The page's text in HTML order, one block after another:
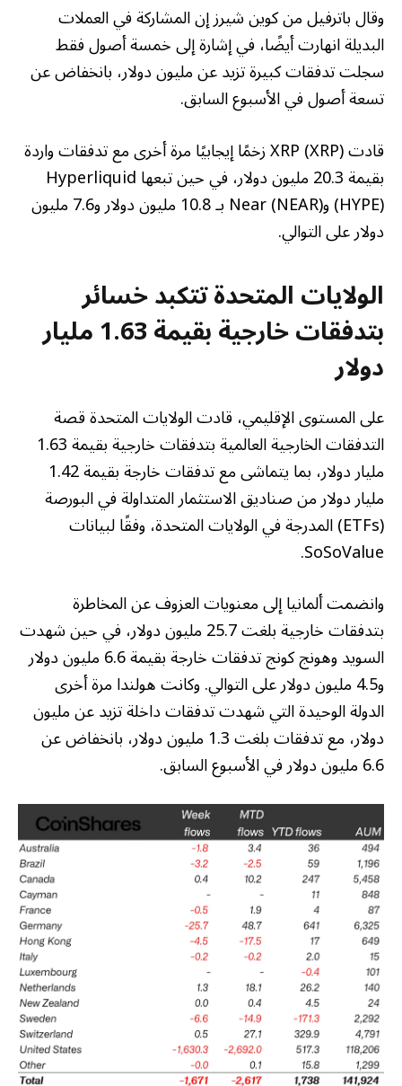
وقال باترفيل من كوين شيرز إن المشاركة في العملات
البديلة انهارت أيضًا، في إشارة إلى خمسة أصول فقط
سجلت تدفقات كبيرة تزيد عن مليون دولار، بانخفاض عن
تسعة أصول في الأسبوع السابق.
قادت XRP (XRP) زخمًا إيجابيًا مرة أخرى مع تدفقات واردة
بقيمة 20.3 مليون دولار، في حين تبعها Hyperliquid
(HYPE) وNear (NEAR) بـ 10.8 مليون دولار و7.6 مليون
دولار على التوالي.
الولايات المتحدة تتكبد خسائر
بتدفقات خارجية بقيمة 1.63 مليار
دولار
على المستوى الإقليمي، قادت الولايات المتحدة قصة
التدفقات الخارجية العالمية بتدفقات خارجية بقيمة 1.63
مليار دولار، بما يتماشى مع تدفقات خارجة بقيمة 1.42
مليار دولار من صناديق الاستثمار المتداولة في البورصة
(ETFs) المدرجة في الولايات المتحدة، وفقًا لبيانات
SoSoValue.
وانضمت ألمانيا إلى معنويات العزوف عن المخاطرة
بتدفقات خارجية بلغت 25.7 مليون دولار، في حين شهدت
السويد وهونج كونج تدفقات خارجة بقيمة 6.6 مليون دولار
و4.5 مليون دولار على التوالي. وكانت هولندا مرة أخرى
الدولة الوحيدة التي شهدت تدفقات داخلة تزيد عن مليون
دولار، مع تدفقات بلغت 1.3 مليون دولار، بانخفاض عن
6.6 مليون دولار في الأسبوع السابق.